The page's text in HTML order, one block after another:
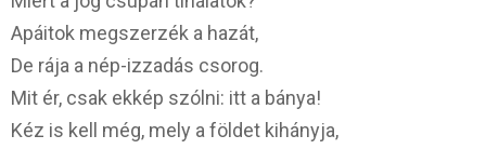
Apáitok megszerzék a hazát,
De rája a nép-izzadás csorog.
Mit ér, csak ekkép szólni: itt a bánya!
Kéz is kell még, mely a földet kihányja,